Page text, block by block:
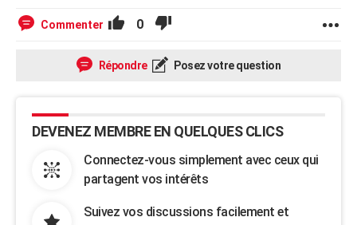
COPAINS D'AVANT
Commenter 0
Répondre Posez votre question
DEVENEZ MEMBRE EN QUELQUES CLICS
Connectez-vous simplement avec ceux qui
partagent vos intérêts
Suivez vos discussions facilement et